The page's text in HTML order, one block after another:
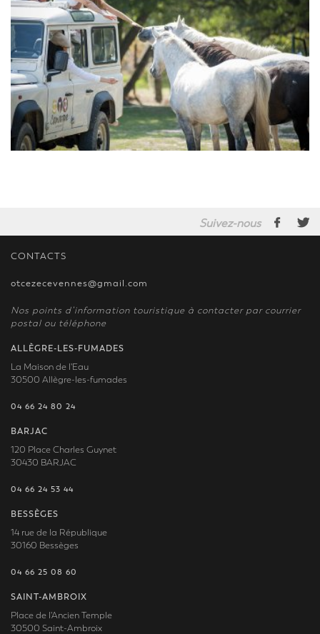
Suivez-nous
CONTACTS
otcezecevennes@gmail.com
Nos points d’information touristique à contacter par courrier
postal ou téléphone
ALLÈGRE-LES-FUMADES
La Maison de l'Eau
30500 Allègre-les-fumades
04 66 24 80 24
BARJAC
120 Place Charles Guynet
30430 BARJAC
04 66 24 53 44
BESSÈGES
14 rue de la République
30160 Bessèges
04 66 25 08 60
SAINT-AMBROIX
Place de l'Ancien Temple
30500 Saint-Ambroix